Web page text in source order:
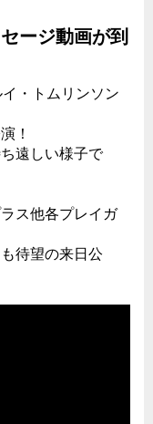
ージ動画が到
・トムリンソン
！
遠しい様子で
ス他各プレイガ
待望の来日公